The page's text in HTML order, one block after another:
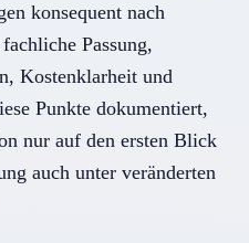
konsequent nach
Passung,
Kostenklarheit und
Punkte dokumentiert,
nur auf den ersten Blick
auch unter veränderten